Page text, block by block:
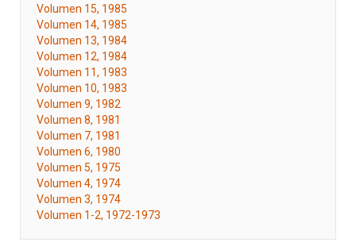
Volumen 15, 1985
Volumen 14, 1985
Volumen 13, 1984
Volumen 12, 1984
Volumen 11, 1983
Volumen 10, 1983
Volumen 9, 1982
Volumen 8, 1981
Volumen 7, 1981
Volumen 6, 1980
Volumen 5, 1975
Volumen 4, 1974
Volumen 3, 1974
Volumen 1-2, 1972-1973